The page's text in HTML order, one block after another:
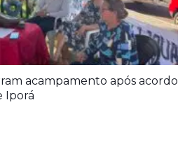
acampamento após acordo
Iporá